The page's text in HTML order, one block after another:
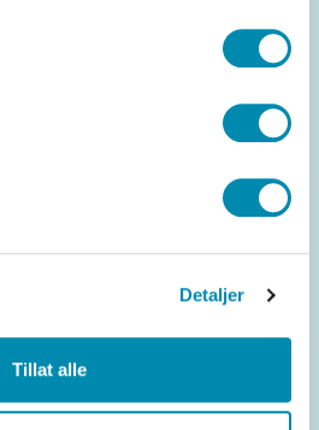
Detaljer
Tillat alle
analysere og
av spesialbestillinger,
og lojalitet